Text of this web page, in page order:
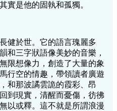
實是他的固執和孤獨。
於世。它的語言瑰麗多
和三字狀語像美妙的音樂，
限想像力，創造了大量的象
行空的情趣，帶領讀者廣遊
和那波譎雲詭的霞彩、昂
到現實，清醒而憂傷，彷彿
以或釋。這不就是所謂浪漫